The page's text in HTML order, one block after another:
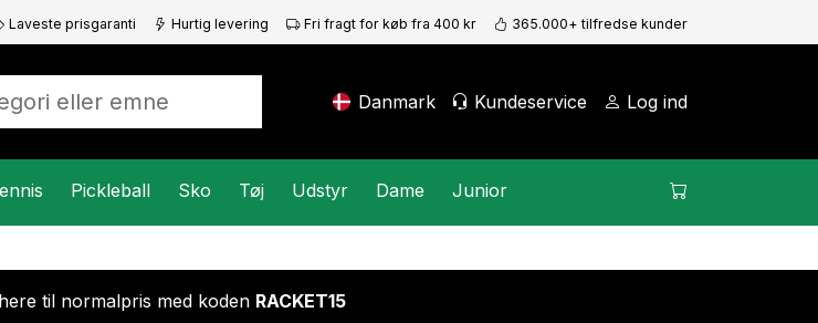
Laveste prisgaranti Hurtig levering Fri fragt for køb fra 400 kr 365.000+ tilfredse kunder
Danmark Kundeservice Log ind
Pickleball Sko Tøj Udstyr Dame Junior
til normalpris med koden RACKET15